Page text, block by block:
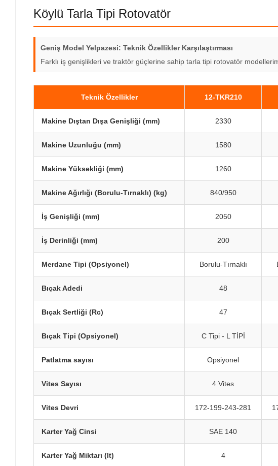
Köylü Tarla Tipi Rotovatör
Geniş Model Yelpazesi: Teknik Özellikler Karşılaştırması
Farklı iş genişlikleri ve traktör güçlerine sahip tarla tipi rotovatör
Teknik Özellikler 12-TKR210
Makine Dıştan Dışa Genişliği (mm) 2330
Makine Uzunluğu (mm) 1580
Makine Yüksekliği (mm) 1260
Makine Ağırlığı (Borulu-Tırnaklı) (kg) 840/950
İş Genişliği (mm) 2050
İş Derinliği (mm) 200
Merdane Tipi (Opsiyonel) Borulu-Tırnaklı
Bıçak Adedi 48
Bıçak Sertliği (Rc) 47
Bıçak Tipi (Opsiyonel) C Tipi - L TİPİ
Patlatma sayısı Opsiyonel
Vites Sayısı 4 Vites
Vites Devri 172-199-243-281
Karter Yağ Cinsi SAE 140
Karter Yağ Miktarı (lt) 4